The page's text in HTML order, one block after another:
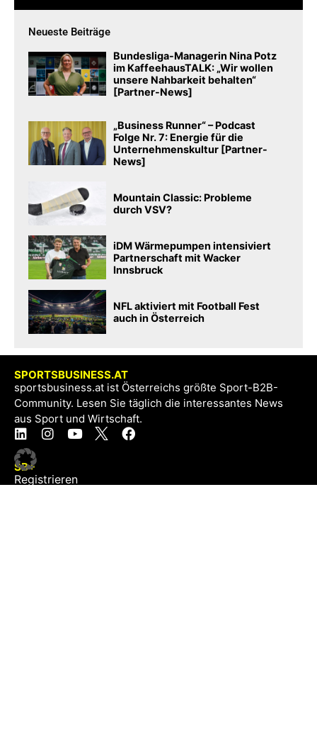
Neueste Beiträge
Bundesliga-Managerin Nina Potz
im KaffeehausTALK: „Wir wollen
unsere Nahbarkeit behalten“
[Partner-News]
„Business Runner“ – Podcast
Folge Nr. 7: Energie für die
Unternehmenskultur [Partner-
News]
Mountain Classic: Probleme
durch VSV?
iDM Wärmepumpen intensiviert
Partnerschaft mit Wacker
Innsbruck
NFL aktiviert mit Football Fest
auch in Österreich
SPORTSBUSINESS.AT
sportsbusiness.at ist Österreichs größte Sport-B2B-
Community. Lesen Sie täglich die interessantes News
aus Sport und Wirtschaft.
SB+
Registrieren